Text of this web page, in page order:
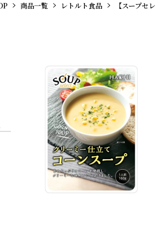
商品一覧 レトルト食品 【スープセ